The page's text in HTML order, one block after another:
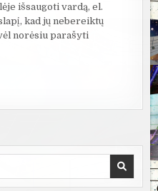
išsaugoti vardą, el.
kad jų nebereiktų
norėsiu parašyti